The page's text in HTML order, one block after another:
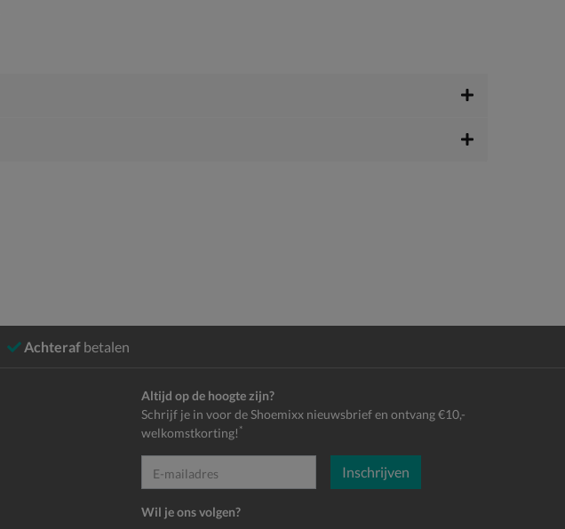
Achteraf betalen
Altijd op de hoogte zijn?
Schrijf je in voor de Shoemixx nieuwsbrief en ontvang €10,-
welkomstkorting! *
E-mailadres Inschrijven
Wil je ons volgen?